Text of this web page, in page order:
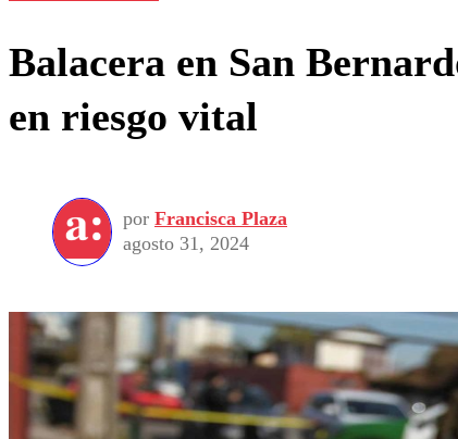
Balacera en San
en riesgo vital
por Francisca Plaza
agosto 31, 2024